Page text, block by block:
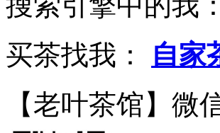
买茶找我：
自家
【老叶茶馆】微